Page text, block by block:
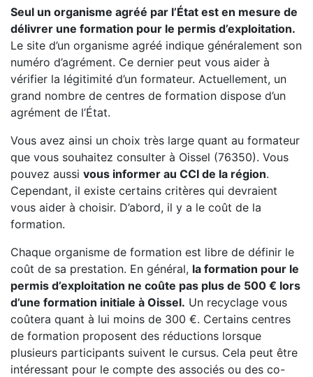
Seul un organisme agréé par l’État est en mesure de
délivrer une formation pour le permis d’exploitation.
Le site d’un organisme agréé indique généralement son
numéro d’agrément. Ce dernier peut vous aider à
vérifier la légitimité d’un formateur. Actuellement, un
grand nombre de centres de formation dispose d’un
agrément de l’État.
Vous avez ainsi un choix très large quant au formateur
que vous souhaitez consulter à Oissel (76350). Vous
pouvez aussi vous informer au CCI de la région.
Cependant, il existe certains critères qui devraient
vous aider à choisir. D’abord, il y a le coût de la
formation.
Chaque organisme de formation est libre de définir le
coût de sa prestation. En général, la formation pour le
permis d’exploitation ne coûte pas plus de 500 € lors
d’une formation initiale à Oissel. Un recyclage vous
coûtera quant à lui moins de 300 €. Certains centres
de formation proposent des réductions lorsque
plusieurs participants suivent le cursus. Cela peut être
intéressant pour le compte des associés ou des co-